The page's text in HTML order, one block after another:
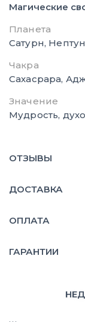
Магические
Планета
Сатурн, Нептун
Чакра
Сахасрара,
Значение
Мудрость,
ОТЗЫВЫ
ДОСТАВКА
ОПЛАТА
ГАРАНТИИ